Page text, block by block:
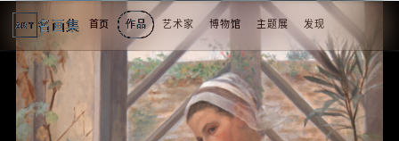
ART 名画集 首页 作品 艺术家 博物馆 主题展 发现